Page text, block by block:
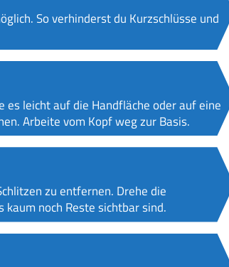
So verhinderst du Kurzschlüsse und
es leicht auf die Handfläche oder auf eine
Arbeite vom Kopf weg zur Basis.
zu entfernen. Drehe die
noch Reste sichtbar sind.